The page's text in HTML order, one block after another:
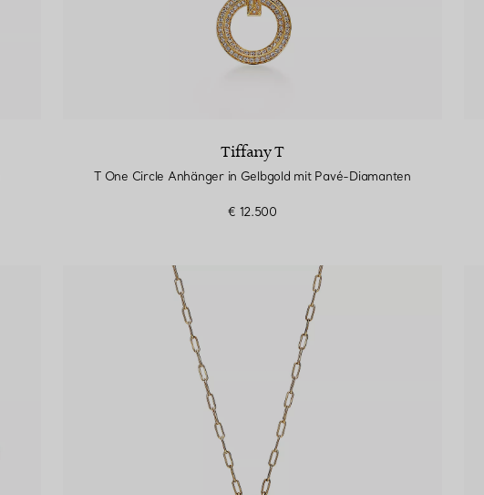
Tiffany T
T One Circle Anhänger in Gelbgold mit Pavé-Diamanten
€ 12.500